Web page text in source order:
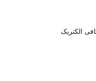
الکتریک